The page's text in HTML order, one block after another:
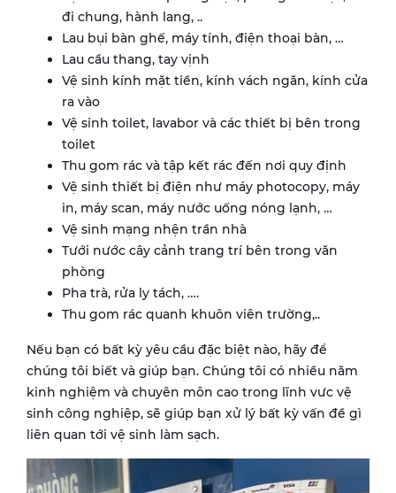
đi chung, hành lang, ..
Lau bụi bàn ghế, máy tính, điện thoại bàn, …
Lau cầu thang, tay vịnh
Vệ sinh kính mặt tiền, kính vách ngăn, kính cửa
ra vào
Vệ sinh toilet, lavabor và các thiết bị bên trong
toilet
Thu gom rác và tập kết rác đến nơi quy định
Vệ sinh thiết bị điện như máy photocopy, máy
in, máy scan, máy nước uống nóng lạnh, …
Vệ sinh mạng nhện trần nhà
Tưới nước cây cảnh trang trí bên trong văn
phòng
Pha trà, rửa ly tách, ….
Thu gom rác quanh khuôn viên trường,..
Nếu bạn có bất kỳ yêu cầu đặc biệt nào, hãy để
chúng tôi biết và giúp bạn. Chúng tôi có nhiều năm
kinh nghiệm và chuyên môn cao trong lĩnh vưc vệ
sinh công nghiệp, sẽ giúp bạn xử lý bất kỳ vấn đề gì
liên quan tới vệ sinh làm sạch.